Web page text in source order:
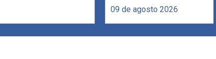
09 de agosto 2026